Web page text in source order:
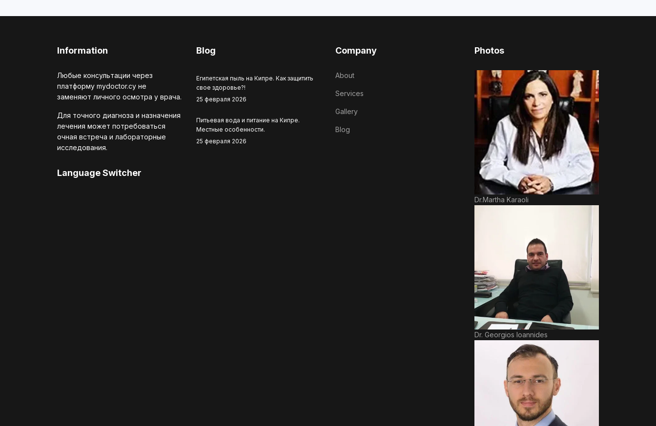
Information
Любые консультации через
платформу mydoctor.cy не
заменяют личного осмотра у врача.
Для точного диагноза и назначения
лечения может потребоваться
очная встреча и лабораторные
исследования.
Language Switcher
Blog
Египетская пыль на Кипре. Как защитить
свое здоровье?!
25 февраля 2026
Питьевая вода и питание на Кипре.
Местные особенности.
25 февраля 2026
Company
About
Services
Gallery
Blog
Photos
Dr.Martha Karaoli
Dr. Georgios Ioannides